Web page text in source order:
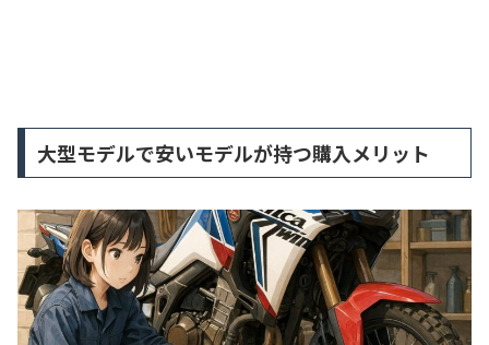
大型モデルで安いモデルが持つ購入メリット